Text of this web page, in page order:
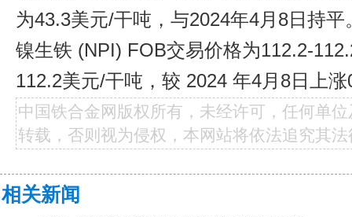
为43.3美元/干吨， 与2024年4月8日持平
镍生铁 (NPI) FOB交易价格为112.2-
112.2美元/干吨，较 2024 年4月8日上
中国铁合金网版权所有，未经许可，任何单
转载，否则视为侵权，本网站将依法追究其
相关新闻